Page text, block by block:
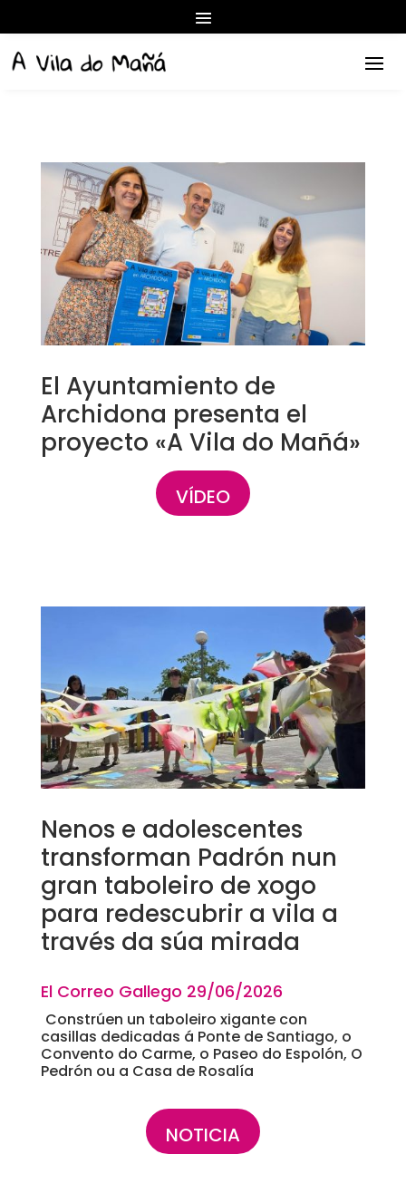
El Ayuntamiento de
Archidona presenta el
proyecto «A Vila do Mañá»
VÍDEO
Nenos e adolescentes
transforman Padrón nun
gran taboleiro de xogo
para redescubrir a vila a
través da súa mirada
El Correo Gallego 29/06/2026
Constrúen un taboleiro xigante con
casillas dedicadas á Ponte de Santiago, o
Convento do Carme, o Paseo do Espolón, O
Pedrón ou a Casa de Rosalía
NOTICIA